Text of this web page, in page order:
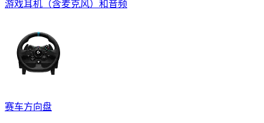
游戏耳机（含麦克风）和音频
赛车方向盘